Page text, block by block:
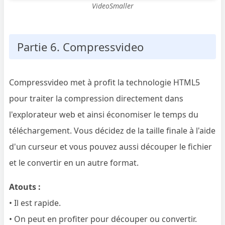
VideoSmaller
Partie 6. Compressvideo
Compressvideo met à profit la technologie HTML5
pour traiter la compression directement dans
l'explorateur web et ainsi économiser le temps du
téléchargement. Vous décidez de la taille finale à l'aide
d'un curseur et vous pouvez aussi découper le fichier
et le convertir en un autre format.
Atouts :
• Il est rapide.
• On peut en profiter pour découper ou convertir.